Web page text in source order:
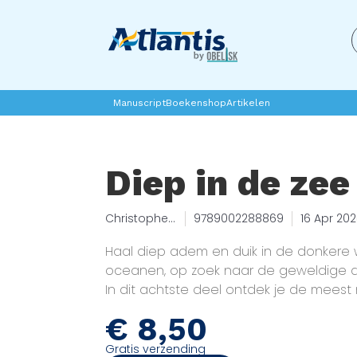
ManuscriptBoekenshopArtikelen
Diep in de
Christophe
9789002288869 16 Apr
Haal diep adem en duik in de
oceanen, op zoek naar de geweldige
In dit achtste deel ontdek je de meest
in de zee, en ontdek de geheimen van
Zet je schrap: een duikbril en snorkel
€ 8,50
Gratis verzending